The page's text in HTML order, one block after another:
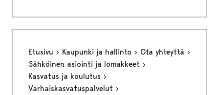
Etusivu Kaupunki ja hallinto
Ota yhteyttä
Sähköinen asiointi ja lomakkeet
Kasvatus ja koulutus
Varhaiskasvatuspalvelut